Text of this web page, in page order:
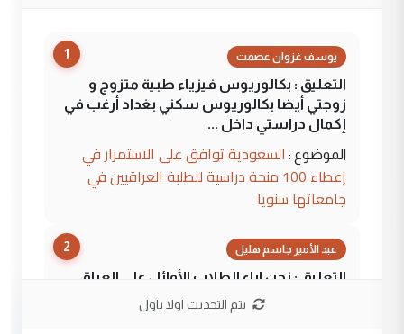
1 يوسف غزوان عصمت
التعليق : بكالوريوس فيزياء طبية متزوج و
زوجتي أيضا بكالوريوس سكني بغداد أرغب في
إكمال دراستي داخل ...
الموضوع : السعودية توافق على الاستمرار في
إعطاء 100 منحة دراسية للطلبة العراقيين في
جامعاتها سنويا
2 عبد الأمير جاسم هليل
التعليق : نحن اباء الطلاب الأوائل على العراق
نتشرف بلقاء السيد احمد الصافي في العتبات
يتم التحديث اولا باول